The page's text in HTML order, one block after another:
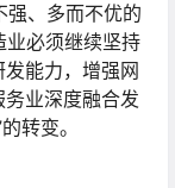
强、多而不优的
业必须继续坚持
能力，增强网
业深度融合发
转变。